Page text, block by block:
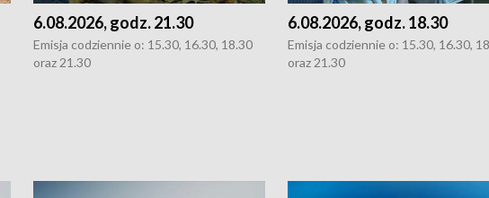
6.08.2026, godz. 21.30
Emisja codziennie o: 15.30, 16.30, 18.30
oraz 21.30
6.08.2026, godz. 18.30
Emisja codziennie o: 15.30, 16.30,
oraz 21.30